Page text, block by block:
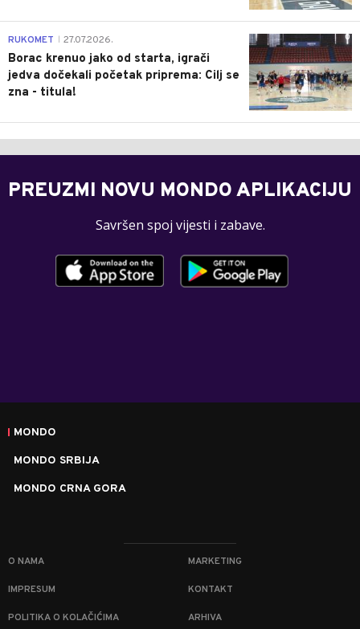
0
RUKOMET 27.07.2026.
Borac krenuo jako od starta, igrači
jedva dočekali početak priprema: Cilj se
zna - titula!
PREUZMI NOVU MONDO APLIKACIJU
Savršen spoj vijesti i zabave.
MONDO
MONDO SRBIJA
MONDO CRNA GORA
O NAMA MARKETING
IMPRESUM KONTAKT
POLITIKA O KOLAČIĆIMA ARHIVA